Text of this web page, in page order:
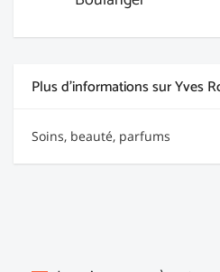
Plus d'informations sur Yves
Soins, beauté, parfums